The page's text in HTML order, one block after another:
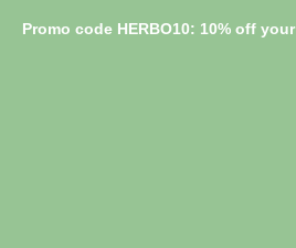
Promo code HERBO10: 10% off